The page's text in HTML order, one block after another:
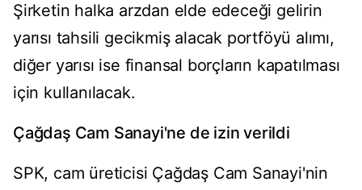
Şirketin halka arzdan elde edeceği gelirin
yarısı tahsili gecikmiş alacak portföyü alımı,
diğer yarısı ise finansal borçların kapatılması
için kullanılacak.
Çağdaş Cam Sanayi'ne de izin verildi
SPK, cam üreticisi Çağdaş Cam Sanayi'nin